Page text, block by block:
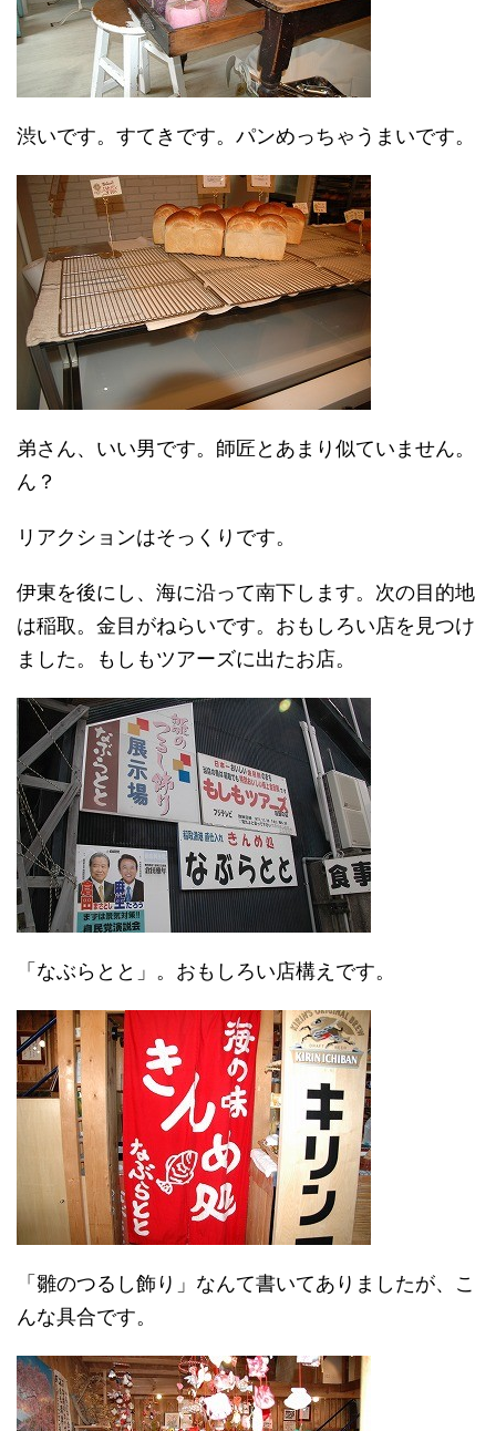
渋いです。すてきです。パンめっちゃうまいです。
弟さん、いい男です。師匠とあまり似ていません。
ん？
リアクションはそっくりです。
伊東を後にし、海に沿って南下します。次の目的地
は稲取。金目がねらいです。おもしろい店を見つけ
ました。もしもツアーズに出たお店。
「なぶらとと」。おもしろい店構えです。
「雛のつるし飾り」なんて書いてありましたが、こ
んな具合です。